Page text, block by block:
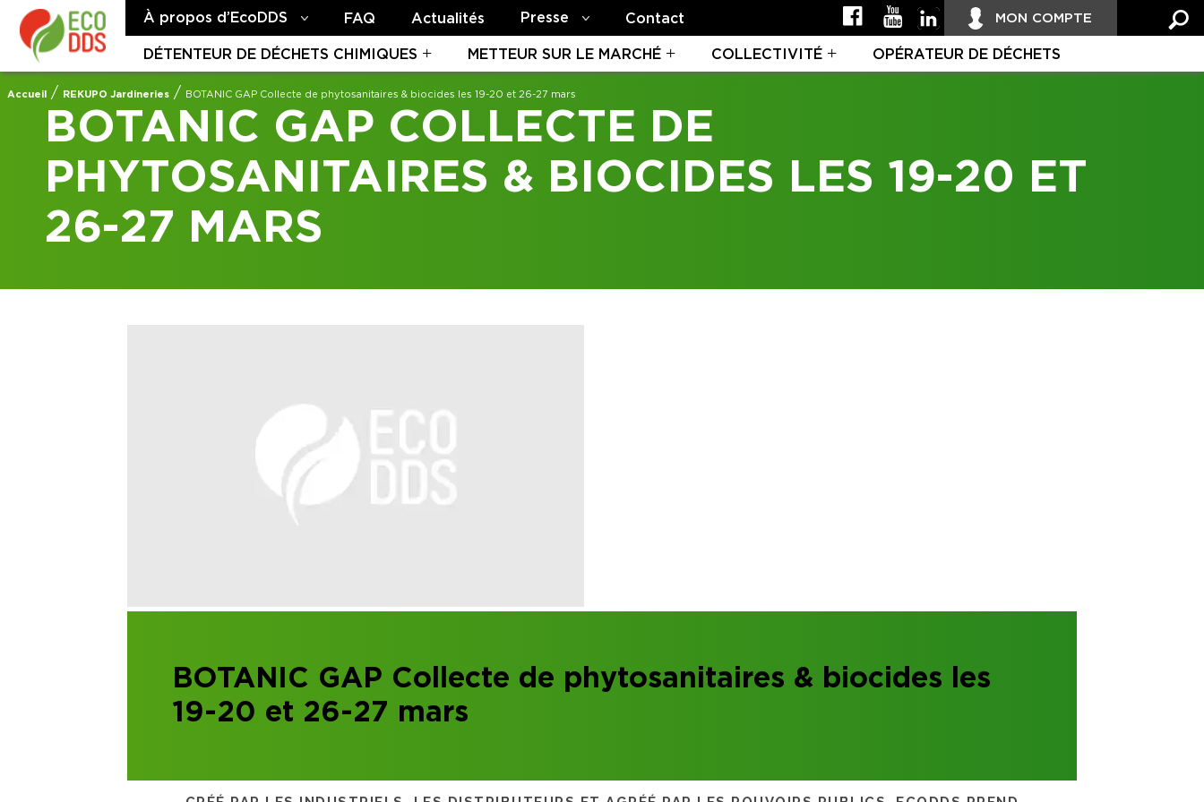
À propos d’EcoDDS FAQ Actualités Presse Contact MON COMPTE
DÉTENTEUR DE DÉCHETS CHIMIQUES METTEUR SUR LE MARCHÉ COLLECTIVITÉ OPÉRATEUR DE DÉCHETS
Accueil / REKUPO Jardineries / BOTANIC GAP Collecte de phytosanitaires & biocides les 19-20 et 26-27 mars
BOTANIC GAP COLLECTE DE
PHYTOSANITAIRES & BIOCIDES LES 19-20 ET
26-27 MARS
BOTANIC GAP Collecte de phytosanitaires & biocides les
19-20 et 26-27 mars